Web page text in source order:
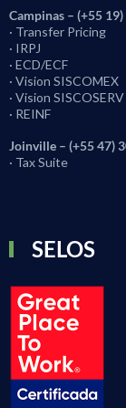
Campinas – (+55
· Transfer Pricing
· IRPJ
· ECD/ECF
· Vision SISCOMEX
· Vision SISCOSERV
· REINF
Joinville – (+55 47)
· Tax Suite
SELOS